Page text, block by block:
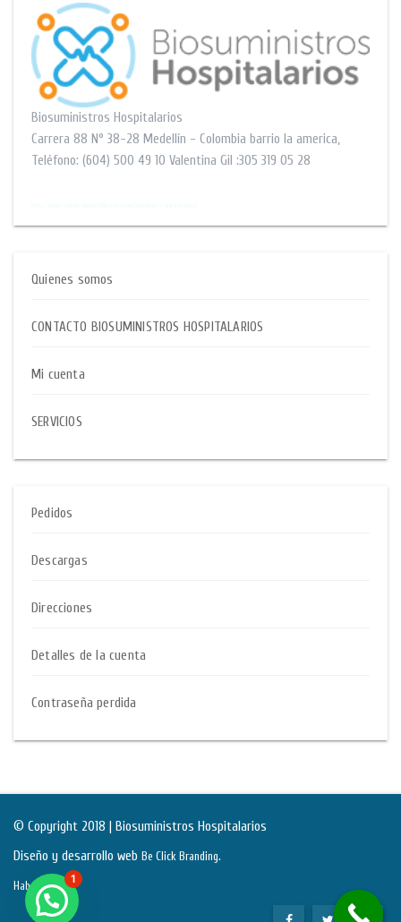
Biosuministros Hospitalarios
Carrera 88 N° 38-28 Medellín - Colombia barrio la america,
Teléfono: (604) 500 49 10 Valentina Gil :305 319 05 28
Quienes somos
CONTACTO BIOSUMINISTROS HOSPITALARIOS
Mi cuenta
SERVICIOS
Pedidos
Descargas
Direcciones
Detalles de la cuenta
Contraseña perdida
© Copyright 2018 | Biosuministros Hospitalarios
Diseño y desarrollo web Be Click Branding.
Habeas Data
1